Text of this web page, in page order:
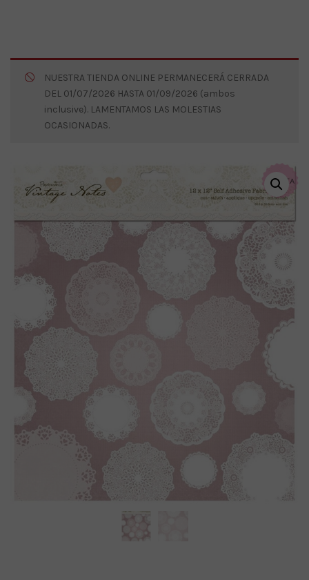
NUESTRA TIENDA ONLINE PERMANECERÁ CERRADA
DEL 01/07/2026 HASTA 01/09/2026 (ambos
inclusive). LAMENTAMOS LAS MOLESTIAS
OCASIONADAS.